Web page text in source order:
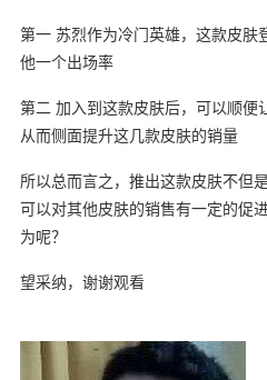
第一 苏烈作为冷门英雄，这款皮肤
他一个出场率
第二 加入到这款皮肤后，可以顺便
从而侧面提升这几款皮肤的销量
所以总而言之，推出这款皮肤不但
可以对其他皮肤的销售有一定的促
为呢？
望采纳，谢谢观看